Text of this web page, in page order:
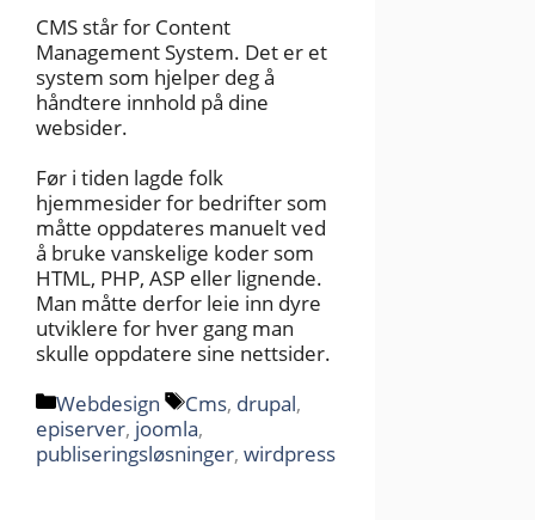
CMS står for Content
Management System. Det er et
system som hjelper deg å
håndtere innhold på dine
websider.
Før i tiden lagde folk
hjemmesider for bedrifter som
måtte oppdateres manuelt ved
å bruke vanskelige koder som
HTML, PHP, ASP eller lignende.
Man måtte derfor leie inn dyre
utviklere for hver gang man
skulle oppdatere sine nettsider.
Kategorier
Webdesign Stikkord
Cms, drupal,
episerver, joomla,
publiseringsløsninger, wirdpress